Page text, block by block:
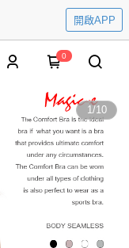
開啟APP
0
1/10